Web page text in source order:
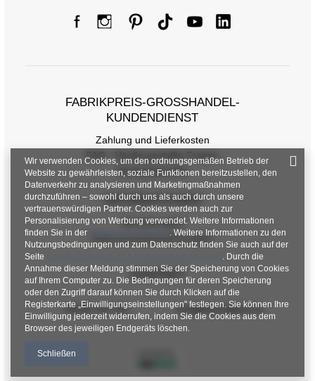
FABRIKPREIS-GROSSHANDEL-K
UNDENDIENST
Zahlung und Lieferkosten
FAQ - Häufig gestellte Fragen
Rückgabepolitik
INFORMATIONEN
Verordnungen
Datenschutzbestimmungen
KONTAKT
+48 601 547 740 hurt@factoryprice.eu
Wir verwenden Cookies, um den ordnungsgemäßen Betrieb der
Website zu gewährleisten, soziale Funktionen bereitzustellen, den
Datenverkehr zu analysieren und Marketingmaßnahmen
durchzuführen – sowohl durch uns als auch durch unsere
vertrauenswürdigen Partner. Cookies werden auch zur
Personalisierung von Werbung verwendet. Weitere Informationen
finden Sie in der
Datenschutzrichtlinie. Weitere Informationen zu den
Nutzungsbedingungen und zum Datenschutz finden Sie auch auf der
Seite
. Durch die
Annahme dieser Meldung stimmen Sie der Speicherung von Cookies
auf Ihrem Computer zu. Die Bedingungen für deren Speicherung
oder den Zugriff darauf können Sie durch Klicken auf die
Registerkarte „Einwilligungseinstellungen" festlegen. Sie können Ihre
Einwilligung jederzeit widerrufen, indem Sie die Cookies aus dem
Browser des jeweiligen Endgeräts löschen.
Schließen